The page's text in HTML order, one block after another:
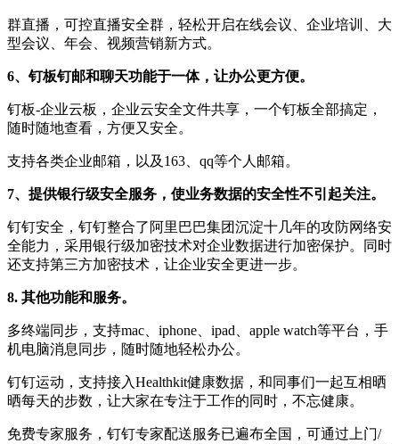
群直播，可控直播安全群，轻松开启在线会议、企业培训、大
型会议、年会、视频营销新方式。
6、钉板钉邮和聊天功能于一体，让办公更方便。
钉板-企业云板，企业云安全文件共享，一个钉板全部搞定，
随时随地查看，方便又安全。
支持各类企业邮箱，以及163、qq等个人邮箱。
7、提供银行级安全服务，使业务数据的安全性不引起关注。
钉钉安全，钉钉整合了阿里巴巴集团沉淀十几年的攻防网络安
全能力，采用银行级加密技术对企业数据进行加密保护。同时
还支持第三方加密技术，让企业安全更进一步。
8. 其他功能和服务。
多终端同步，支持mac、iphone、ipad、apple watch等平台，手
机电脑消息同步，随时随地轻松办公。
钉钉运动，支持接入Healthkit健康数据，和同事们一起互相晒
晒每天的步数，让大家在专注于工作的同时，不忘健康。
免费专家服务，钉钉专家配送服务已遍布全国，可通过上门/